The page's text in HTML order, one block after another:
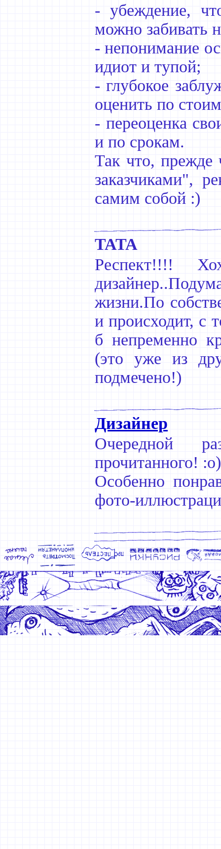
- убеждение,
можно забивать
- непонимание
идиот и тупой;
- глубокое
оценить по
- переоценка
и по срокам.
Так что, прежде
заказчиками",
самим собой :)
TATA
Респект!!!!
жизни.По
и происходит, с
б непременно
(это уже из
подмечено!)
Дизайнер
Очередной
прочитанного!
Особенно
фото-